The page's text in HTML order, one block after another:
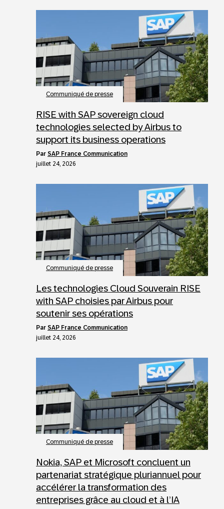
Communiqué de presse
RISE with SAP sovereign cloud
technologies selected by Airbus to
support its business operations
par SAP France Communication
juillet 24, 2026
Communiqué de presse
Les technologies Cloud Souverain RISE
with SAP choisies par Airbus pour
soutenir ses opérations
par SAP France Communication
juillet 24, 2026
Communiqué de presse
Nokia, SAP et Microsoft concluent un
partenariat stratégique pluriannuel pour
accélérer la transformation des
entreprises grâce au cloud et à l’IA